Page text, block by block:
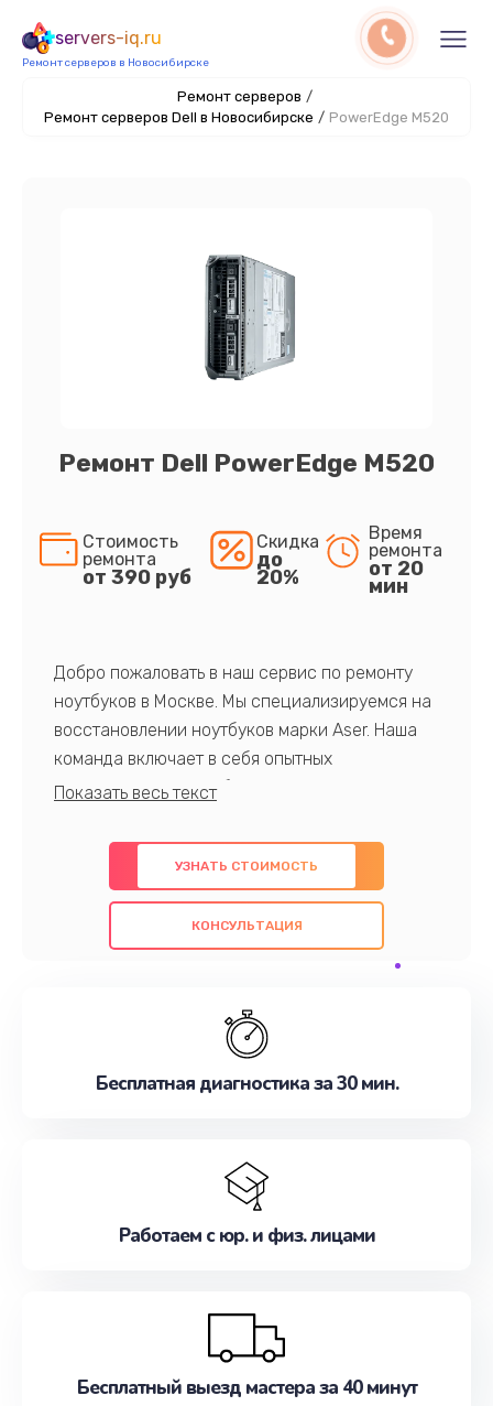
servers-iq.ru
Ремонт серверов в Новосибирске
Ремонт серверов /
Ремонт серверов Dell в Новосибирске / PowerEdge M520
Ремонт Dell PowerEdge M520
Стоимость
ремонта
от 390 руб
Скидка
до
20%
Время
ремонта
от 20
мин
Добро пожаловать в наш сервис по ремонту
ноутбуков в Москве. Мы специализируемся на
восстановлении ноутбуков марки Aser. Наша
команда включает в себя опытных
профессионалов с обширными знаниями и
предлагаем быстрый и качественный ремонт с
использованием оригинальных компонентов, а
также гарантируем качество всех
проведенных работ. Наша цель - предоставить
наилучшим образом. Не медлите записаться на
УЗНАТЬ СТОИМОСТЬ
КОНСУЛЬТАЦИЯ
Бесплатная диагностика за 30 мин.
Работаем с юр. и физ. лицами
Бесплатный выезд мастера за 40 минут